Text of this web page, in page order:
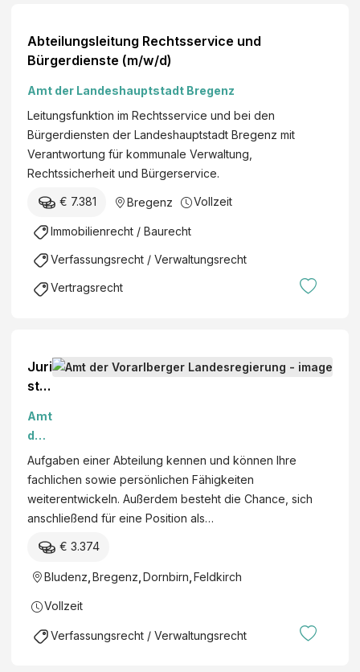
Abteilungsleitung Rechtsservice und
Bürgerdienste (m/w/d)
Amt der Landeshauptstadt Bregenz
Leitungsfunktion im Rechtsservice und bei den
Bürgerdiensten der Landeshauptstadt Bregenz mit
Verantwortung für kommunale Verwaltung,
Rechtssicherheit und Bürgerservice.
€ 7.381 Bregenz Vollzeit
Immobilienrecht / Baurecht
Verfassungsrecht / Verwaltungsrecht
Vertragsrecht
Juri
stis
Ver
wal
tun
gsp
rak
tika
ntin
nen
und
Ver
wal
tun
Amt
der
Vor
arlb
erg
des
regi
ng
Aufgaben einer Abteilung kennen und können Ihre
fachlichen sowie persönlichen Fähigkeiten
weiterentwickeln. Außerdem besteht die Chance, sich
anschließend für eine Position als…
€ 3.374
Bludenz Bregenz Dornbirn Feldkirch
Vollzeit
Verfassungsrecht / Verwaltungsrecht